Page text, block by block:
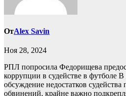
ОтAlex Savin
Ноя 28, 2024
РПЛ попросила Федорищева
коррупции в судействе в футболе В
обсуждение недостатков судейства
обвинений, крайне важно